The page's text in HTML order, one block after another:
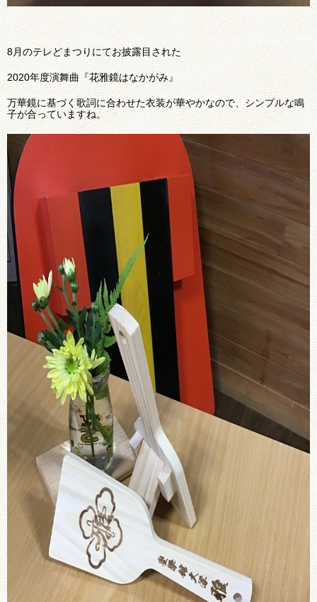
8月のテレどまつりにてお披露目された
2020年度演舞曲『花雅鏡はなかがみ』
万華鏡に基づく歌詞に合わせた衣装が華やかなので、シンプルな鳴
子が合っていますね。